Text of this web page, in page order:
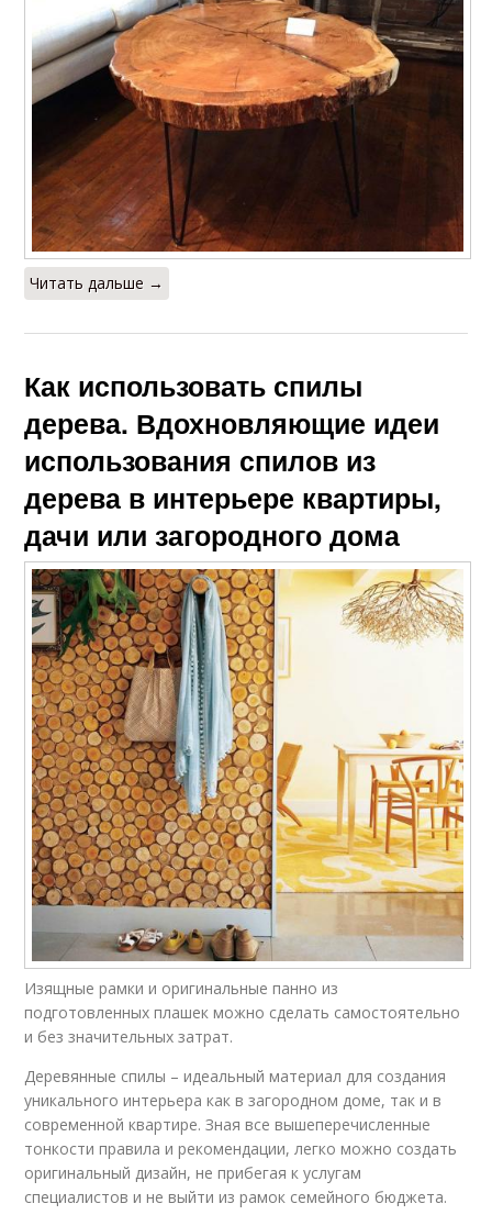
Читать дальше →
Как использовать спилы
дерева. Вдохновляющие идеи
использования спилов из
дерева в интерьере квартиры,
дачи или загородного дома
Изящные рамки и оригинальные панно из
подготовленных плашек можно сделать самостоятельно
и без значительных затрат.
Деревянные спилы – идеальный материал для создания
уникального интерьера как в загородном доме, так и в
современной квартире. Зная все вышеперечисленные
тонкости правила и рекомендации, легко можно создать
оригинальный дизайн, не прибегая к услугам
специалистов и не выйти из рамок семейного бюджета.